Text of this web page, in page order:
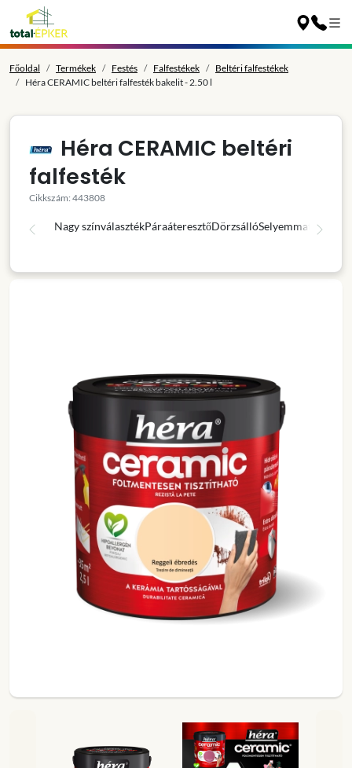
Főoldal Termékek Festés Falfestékek
Beltéri falfestékek
Héra CERAMIC beltéri falfesték bakelit - 2.50 l
Héra CERAMIC beltéri
falfesték
Cikkszám: 443808
Nagy színválasztékPáraáteresztőDörzsállóSelyemmatt